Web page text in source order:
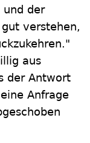
und der
verstehen,
aus
der Antwort
Anfrage